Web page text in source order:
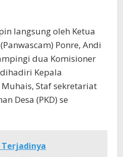
langsung oleh Ketua
Ponre, Andi
dua Komisioner
Kepala
Staf sekretariat
Desa (PKD) se
Terjadinya